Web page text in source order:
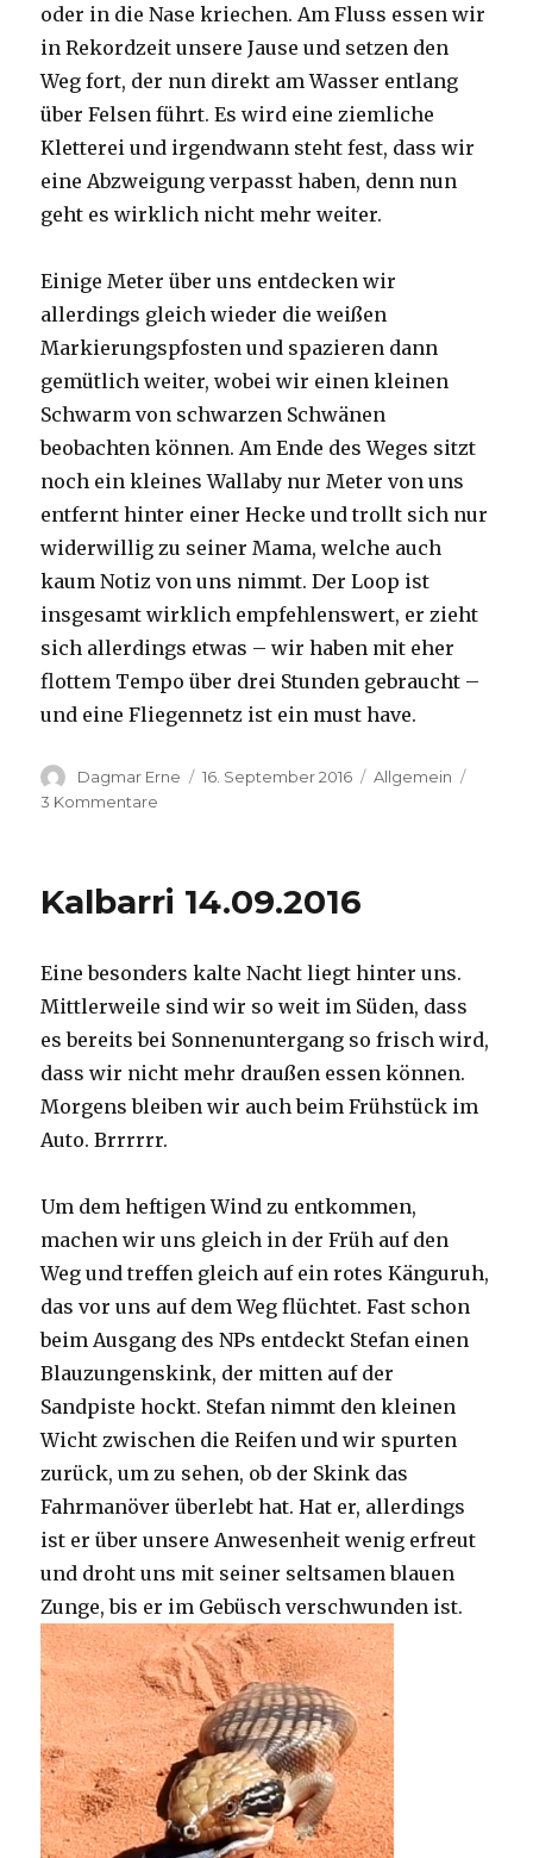
oder in die Nase kriechen. Am Fluss essen wir
in Rekordzeit unsere Jause und setzen den
Weg fort, der nun direkt am Wasser entlang
über Felsen führt. Es wird eine ziemliche
Kletterei und irgendwann steht fest, dass wir
eine Abzweigung verpasst haben, denn nun
geht es wirklich nicht mehr weiter.
Einige Meter über uns entdecken wir
allerdings gleich wieder die weißen
Markierungspfosten und spazieren dann
gemütlich weiter, wobei wir einen kleinen
Schwarm von schwarzen Schwänen
beobachten können. Am Ende des Weges sitzt
noch ein kleines Wallaby nur Meter von uns
entfernt hinter einer Hecke und trollt sich nur
widerwillig zu seiner Mama, welche auch
kaum Notiz von uns nimmt. Der Loop ist
insgesamt wirklich empfehlenswert, er zieht
sich allerdings etwas – wir haben mit eher
flottem Tempo über drei Stunden gebraucht –
und eine Fliegennetz ist ein must have.
Autor
Dagmar Erne
Veröffentlicht
16. September 2016 Kategorien
Allgemein
3 Kommentare
Kalbarri 14.09.2016
Eine besonders kalte Nacht liegt hinter uns.
Mittlerweile sind wir so weit im Süden, dass
es bereits bei Sonnenuntergang so frisch wird,
dass wir nicht mehr draußen essen können.
Morgens bleiben wir auch beim Frühstück im
Auto. Brrrrrr.
Um dem heftigen Wind zu entkommen,
machen wir uns gleich in der Früh auf den
Weg und treffen gleich auf ein rotes Känguruh,
das vor uns auf dem Weg flüchtet. Fast schon
beim Ausgang des NPs entdeckt Stefan einen
Blauzungenskink, der mitten auf der
Sandpiste hockt. Stefan nimmt den kleinen
Wicht zwischen die Reifen und wir spurten
zurück, um zu sehen, ob der Skink das
Fahrmanöver überlebt hat. Hat er, allerdings
ist er über unsere Anwesenheit wenig erfreut
und droht uns mit seiner seltsamen blauen
Zunge, bis er im Gebüsch verschwunden ist.